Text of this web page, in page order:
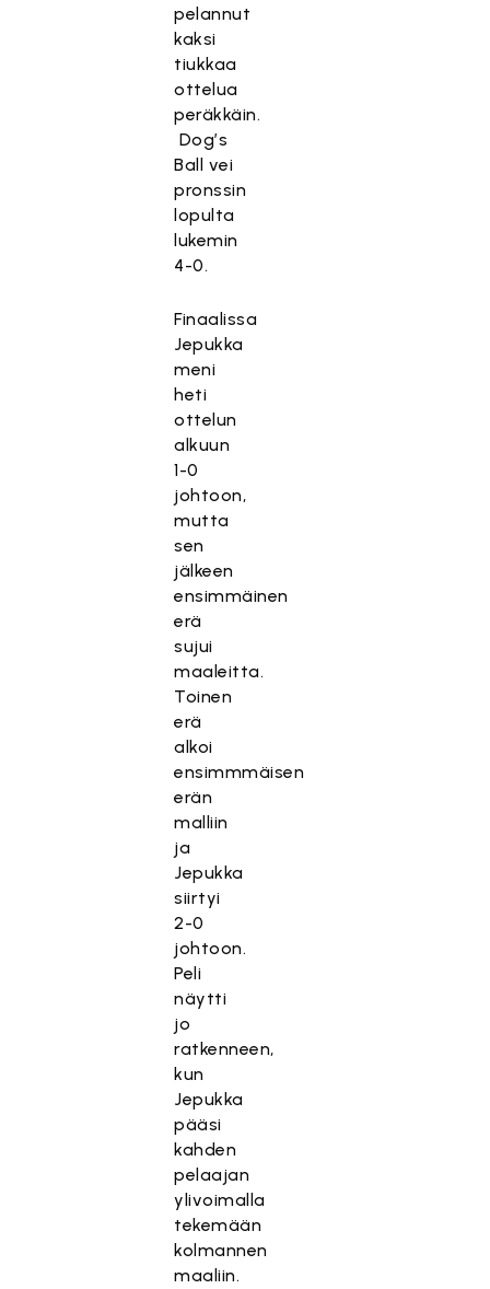
pelannut
kaksi
tiukkaa
ottelua
peräkkäin.
Dog’s
Ball vei
pronssin
lopulta
lukemin
4-0.
Finaalissa
Jepukka
meni
heti
ottelun
alkuun
1-0
johtoon,
mutta
sen
jälkeen
ensimmäinen
erä
sujui
maaleitta.
Toinen
erä
alkoi
ensimmmäisen
erän
malliin
ja
Jepukka
siirtyi
2-0
johtoon.
Peli
näytti
jo
ratkenneen,
kun
Jepukka
pääsi
kahden
pelaajan
ylivoimalla
tekemään
kolmannen
maaliin.